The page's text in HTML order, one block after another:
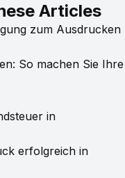
Articles
zum Ausdrucken
So machen Sie Ihre
in
erfolgreich in